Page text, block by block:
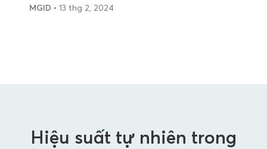
MGID • 13 thg 2, 2024
Hiệu suất tự nhiên trong